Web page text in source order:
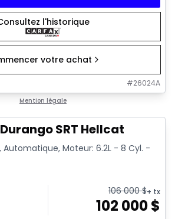
l'historique
votre achat
#26024A
Mention légale
SRT Hellcat
Moteur: 6.2L - 8 Cyl. -
106 000$+ tx
102 000$